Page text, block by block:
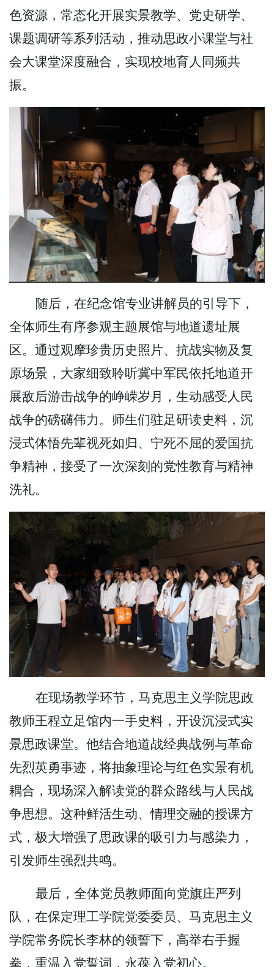
色资源，常态化开展实景教学、党史研学、
课题调研等系列活动，推动思政小课堂与社
会大课堂深度融合，实现校地育人同频共
振。
随后，在纪念馆专业讲解员的引导下，
全体师生有序参观主题展馆与地道遗址展
区。通过观摩珍贵历史照片、抗战实物及复
原场景，大家细致聆听冀中军民依托地道开
展敌后游击战争的峥嵘岁月，生动感受人民
战争的磅礴伟力。师生们驻足研读史料，沉
浸式体悟先辈视死如归、宁死不屈的爱国抗
争精神，接受了一次深刻的党性教育与精神
洗礼。
在现场教学环节，马克思主义学院思政
教师王程立足馆内一手史料，开设沉浸式实
景思政课堂。他结合地道战经典战例与革命
先烈英勇事迹，将抽象理论与红色实景有机
耦合，现场深入解读党的群众路线与人民战
争思想。这种鲜活生动、情理交融的授课方
式，极大增强了思政课的吸引力与感染力，
引发师生强烈共鸣。
最后，全体党员教师面向党旗庄严列
队，在保定理工学院党委委员、马克思主义
学院常务院长李林的领誓下，高举右手握
拳，重温入党誓词，永葆入党初心。